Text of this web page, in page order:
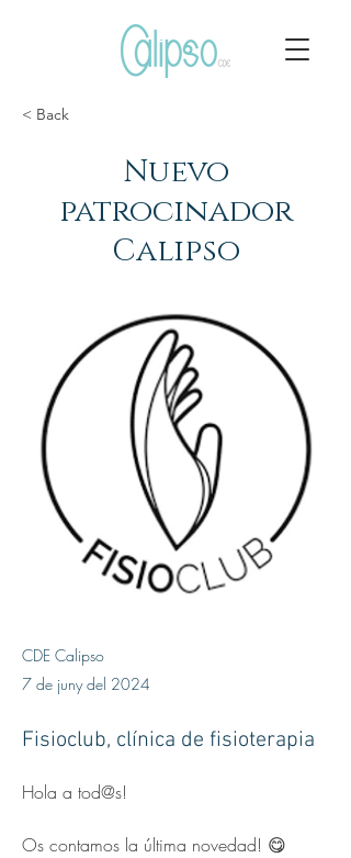
< Back
Nuevo
patrocinador
Calipso
CDE Calipso
7 de juny del 2024
Fisioclub, clínica de fisioterapia
Hola a tod@s!
Os contamos la última novedad! 😋